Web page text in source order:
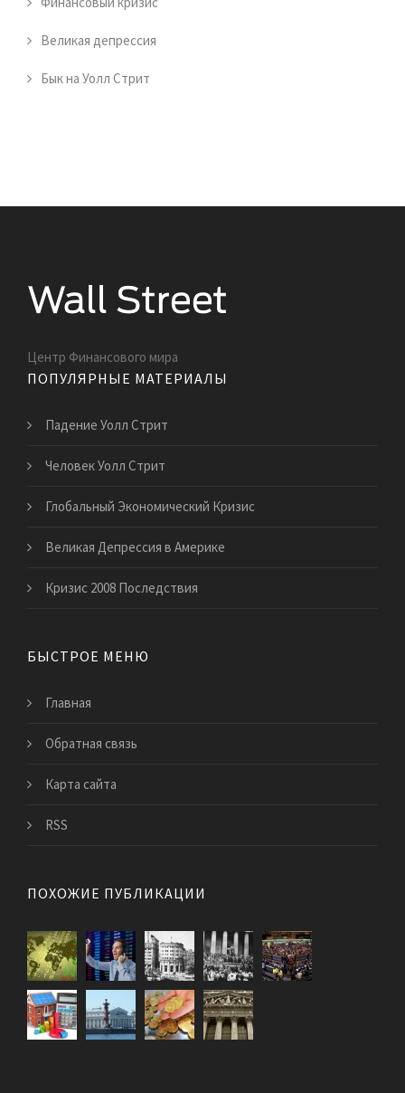
Великая депрессия
Бык на Уолл Стрит
Центр Финансового мира
ПОПУЛЯРНЫЕ МАТЕРИАЛЫ
Падение Уолл Стрит
Человек Уолл Стрит
Глобальный Экономический Кризис
Великая Депрессия в Америке
Кризис 2008 Последствия
БЫСТРОЕ МЕНЮ
Главная
Обратная связь
Карта сайта
RSS
ПОХОЖИЕ ПУБЛИКАЦИИ